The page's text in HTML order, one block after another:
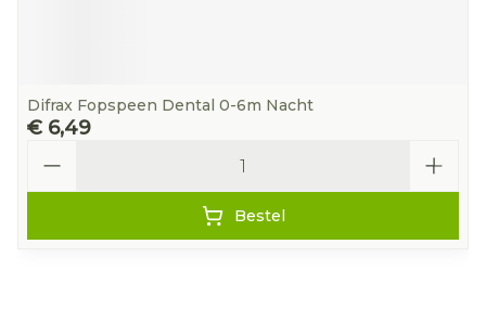
Difrax Fopspeen Dental 0-6m Nacht
€ 6,49
Bestel